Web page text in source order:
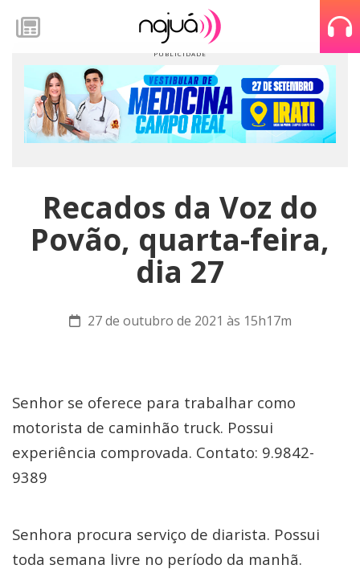
Recados da Voz do
Povão, quarta-feira,
dia 27
27 de outubro de 2021 às 15h17m
Senhor se oferece para trabalhar como
motorista de caminhão truck. Possui
experiência comprovada. Contato: 9.9842-
9389
Senhora procura serviço de diarista. Possui
toda semana livre no período da manhã.